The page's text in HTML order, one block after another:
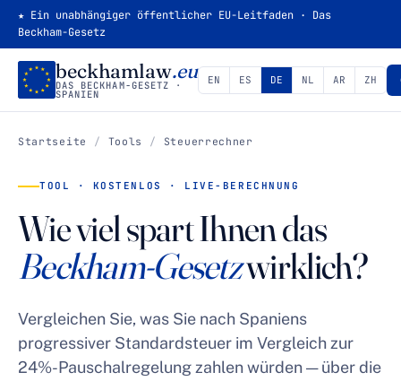
★ Ein unabhängiger öffentlicher EU-Leitfaden · Das
Beckham-Gesetz
beckhamlaw.eu
DAS BECKHAM-GESETZ ·
SPANIEN
EN ES DE NL AR ZH
Startseite / Tools / Steuerrechner
TOOL · KOSTENLOS · LIVE-BERECHNUNG
Wie viel spart Ihnen das
Beckham-Gesetzwirklich?
Vergleichen Sie, was Sie nach Spaniens
progressiver Standardsteuer im Vergleich zur
24%-Pauschalregelung zahlen würden — über die